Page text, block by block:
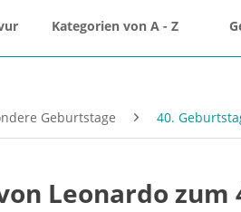
Kategorien von A - Z
Geburtstage 40.
Leonardo zum